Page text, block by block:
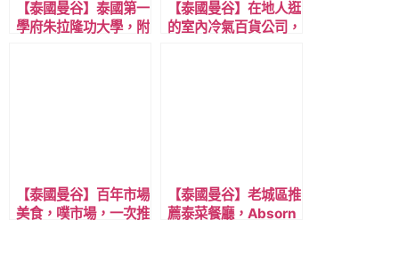
【泰國曼谷】泰國第一
學府朱拉隆功大學，附
【泰國曼谷】在地人逛
的室內冷氣百貨公司，
【泰國曼谷】百年市場
美食，噗市場，一次推
【泰國曼谷】老城區推
薦泰菜餐廳，Absorn